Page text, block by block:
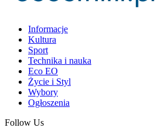
Informacje
Kultura
Sport
Technika i nauka
Eco EO
Życie i Styl
Wybory
Ogłoszenia
Follow Us